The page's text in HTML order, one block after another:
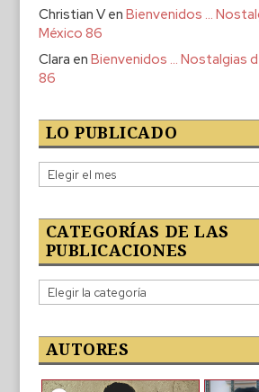
Christian Ven Bienvenidos …
México 86
Clara en Bienvenidos … Nostalgias
86
LO PUBLICADO
Lo
publicado
CATEGORÍAS DE LAS
PUBLICACIONES
Categorías
de
publicaciones
AUTORES